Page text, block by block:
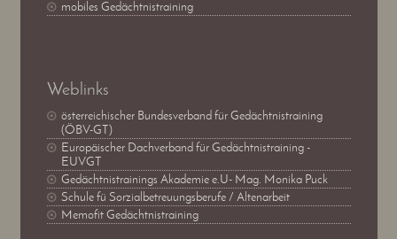
mobiles Gedächtnistraining
Weblinks
österreichischer Bundesverband für Gedächtnistraining
(ÖBV-GT)
Europäischer Dachverband für Gedächtnistraining -
EUVGT
Gedächtnistrainings Akademie e.U- Mag. Monika Puck
Schule fü Sorzialbetreuungsberufe / Altenarbeit
Memofit Gedächtnistraining